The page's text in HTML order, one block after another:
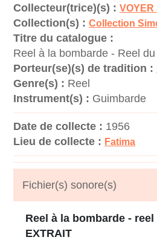
Collecteur(trice)(s) :
Collection(s) : Collection
Titre du catalogue :
Reel à la bombarde - Reel
Porteur(se)(s) de tradition :
Genre(s) : Reel
Instrument(s) : Guimbarde
Date de collecte : 1956
Lieu de collecte : Fatima
Fichier(s) sonore(s)
Reel à la bombarde -
EXTRAIT